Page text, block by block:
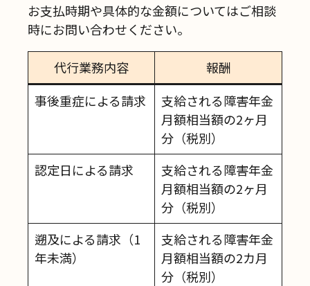
お支払時期や具体的な金額についてはご相談
時にお問い合わせください。
代行業務内容
報酬
事後重症による請求
支給される障害年金
月額相当額の2ヶ月
分（税別）
認定日による請求
支給される障害年金
月額相当額の2ヶ月
分（税別）
遡及による請求（1
年未満）
支給される障害年金
月額相当額の2カ月
分（税別）